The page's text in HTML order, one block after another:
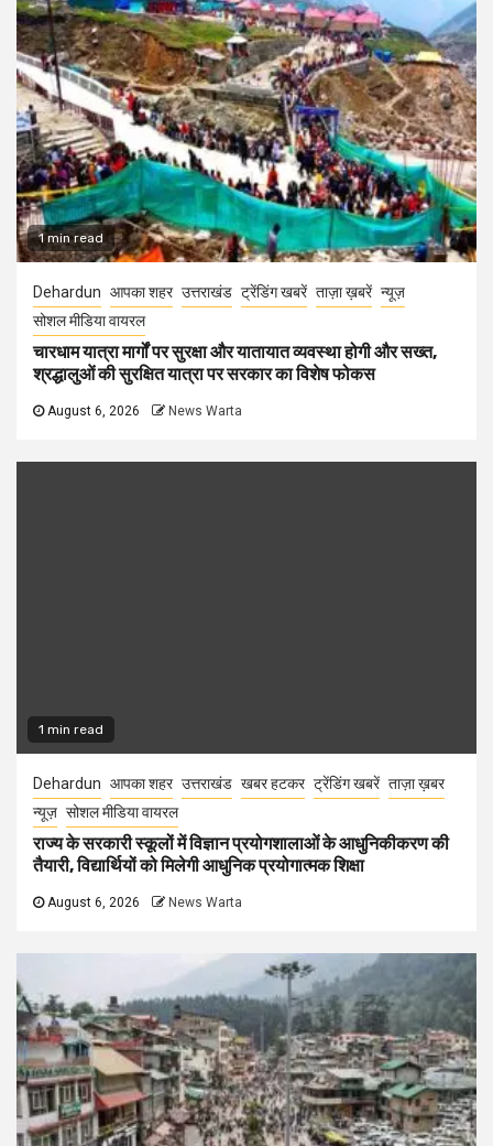
1 min read
Dehardun आपका शहर उत्तराखंड ट्रेंडिंग खबरें ताज़ा ख़बरें न्यूज़
सोशल मीडिया वायरल
चारधाम यात्रा मार्गों पर सुरक्षा और यातायात व्यवस्था होगी और सख्त,
श्रद्धालुओं की सुरक्षित यात्रा पर सरकार का विशेष फोकस
August 6, 2026 News Warta
1 min read
Dehardun आपका शहर उत्तराखंड खबर हटकर ट्रेंडिंग खबरें ताज़ा ख़बर
न्यूज़ सोशल मीडिया वायरल
राज्य के सरकारी स्कूलों में विज्ञान प्रयोगशालाओं के आधुनिकीकरण की
तैयारी, विद्यार्थियों को मिलेगी आधुनिक प्रयोगात्मक शिक्षा
August 6, 2026 News Warta